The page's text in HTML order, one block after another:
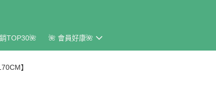
TOP30🌺 🌺 會員好康🌺
】